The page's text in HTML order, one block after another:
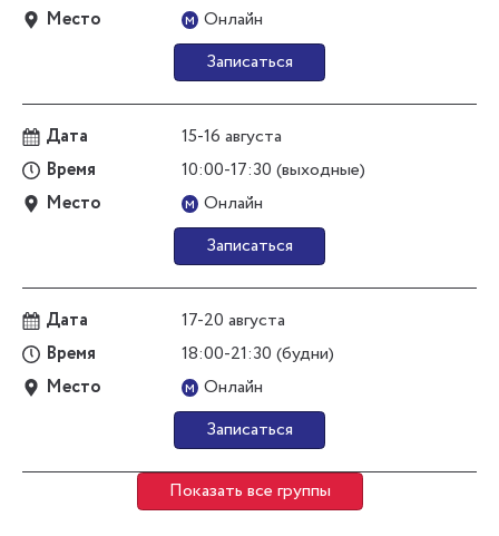
Место
м Онлайн
Записаться
Дата
15-16 августа
Время
10:00-17:30 (выходные)
Место
м Онлайн
Записаться
Дата
17-20 августа
Время
18:00-21:30 (будни)
Место
м Онлайн
Записаться
Показать все группы